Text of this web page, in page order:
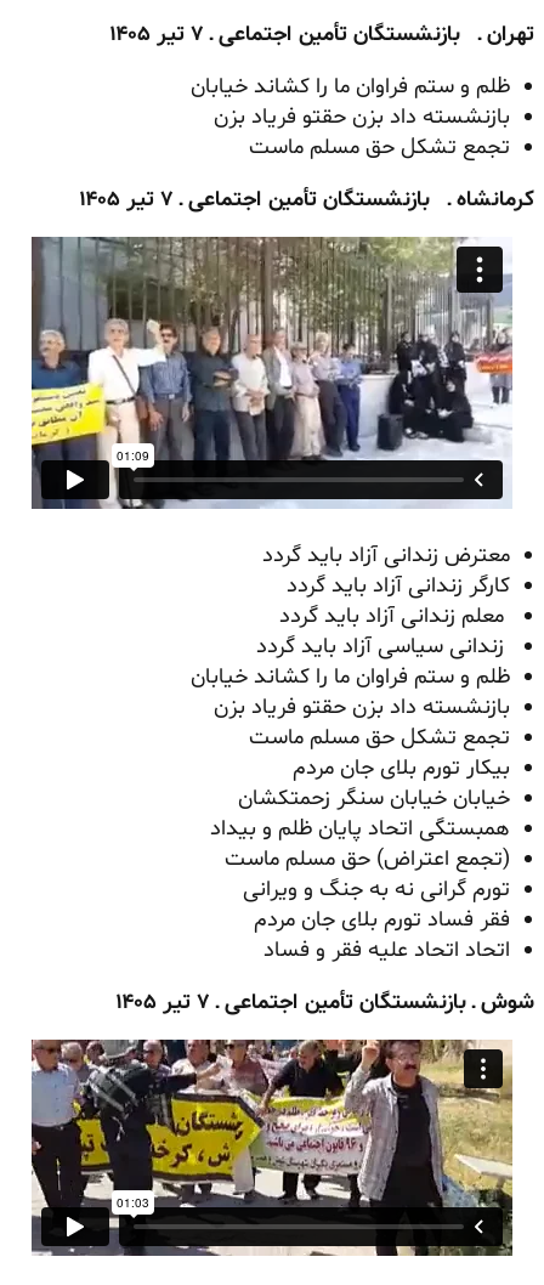
تهران ـ بازنشستگان تأمین اجتماعی ـ ۷ تیر ۱۴۰۵
ظلم و ستم فراوان ما را کشاند خیابان
بازنشسته داد بزن حقتو فریاد بزن
تجمع تشکل حق مسلم ماست
کرمانشاه ـ بازنشستگان تأمین اجتماعی ـ ۷ تیر ۱۴۰۵
معترض زندانی آزاد باید گردد
کارگر زندانی آزاد باید گردد
معلم زندانی آزاد باید گردد
زندانی سیاسی آزاد باید گردد
ظلم و ستم فراوان ما را کشاند خیابان
بازنشسته داد بزن حقتو فریاد بزن
تجمع تشکل حق مسلم ماست
بیکار تورم بلای جان مردم
خیابان خیابان سنگر زحمتکشان
همبستگی اتحاد پایان ظلم و بیداد
(تجمع اعتراض) حق مسلم ماست
تورم گرانی نه به جنگ و ویرانی
فقر فساد تورم بلای جان مردم
اتحاد اتحاد علیه فقر و فساد
شوش ـ بازنشستگان تأمین اجتماعی ـ ۷ تیر ۱۴۰۵